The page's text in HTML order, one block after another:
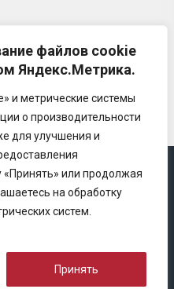
файлов cookie
Яндекс.Метрика.
и метрические системы
о производительности
для улучшения и
или продолжая
на обработку
систем.
Принять
люди совершают одну
спастись от жары,
любого текстиля…
«Некоммерческого
страхового рынка
безопасности»